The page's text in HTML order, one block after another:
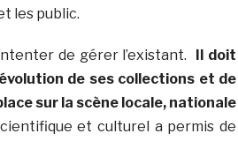
les public.
de gérer l’existant. Il doit
de ses collections et de
sur la scène locale, nationale
et culturel a permis de